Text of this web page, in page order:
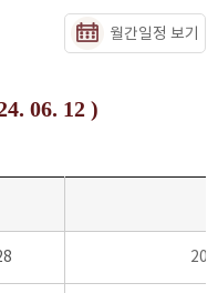
월간일정 보기
06. 12 )